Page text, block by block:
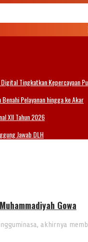
Tingkatkan Kepercayaan
Pelayanan hingga ke Akar
XII Tahun 2026
Jawab DLH
Gowa
akhirnya